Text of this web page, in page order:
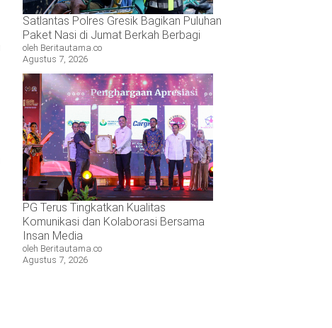
Satlantas Polres Gresik Bagikan Puluhan
Paket Nasi di Jumat Berkah Berbagi
oleh Beritautama.co
Agustus 7, 2026
PG Terus Tingkatkan Kualitas
Komunikasi dan Kolaborasi Bersama
Insan Media
oleh Beritautama.co
Agustus 7, 2026